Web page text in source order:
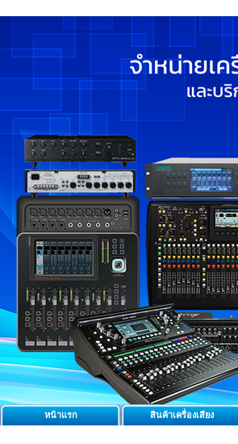
หน้าแรก สินค้าเครื่องเสียง